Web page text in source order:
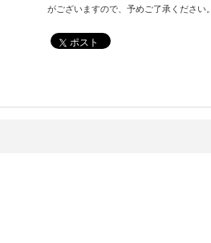
がございますので、予めご了承ください。
ポスト